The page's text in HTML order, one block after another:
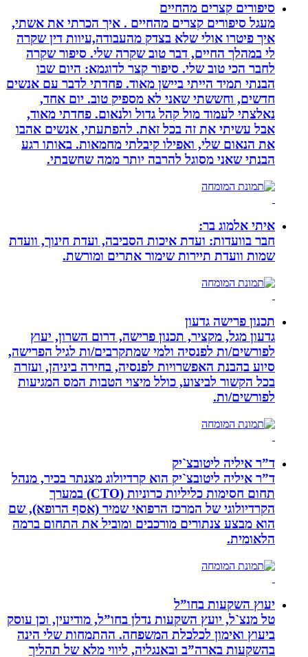
סיפורים קצרים מהחיים
מעגל סיפורים קצרים מהחיים . איך הכרתי את אשתי,
איך פיטרו אולי שלא בצדק מהעבודה,עיוות דין שקרה
לי במהלך החיים, דבר טוב שקרה שלי. סיפור שקרה
לחבר הכי טוב שלי. סיפור קצר לדוגמא: היום שבו
הבנתי תמיד הייתי ביישן מאוד. פחדתי לדבר עם אנשים
חדשים, וחששתי שאני לא מספיק טוב. יום אחד,
נאלצתי לעמוד מול קהל גדול ולנאום. פחדתי מאוד,
אבל עשיתי את זה בכל זאת. להפתעתי, אנשים אהבו
את הנאום שלי, ואפילו קיבלתי מחמאות. באותו רגע
הבנתי שאני מסוגל להרבה יותר ממה שחשבתי.
איתי אלמוג בר:
חבר בוועדות: ועדת איכות הסביבה, ועדת חינוך, וועדת
שמות וועדת תיירות שימור אתרים ומורשת.
תכנון פרישה גדעון
גדעון מגל, מקציר, תכנון פרישה, דרום השרון, יעוץ
לפורשים/ות לפנסיה ולמי שמתקרבים/ות לגיל הפרישה,
סיוע בהבנת האפשרויות לפנסיה, בחירה ביניהן, ועזרה
בכל הקשור לביצוע, כולל מיצוי הטבות המס המגיעות
לפורשים/ות.
ד”ר איליה ליטובצ`יק
ד”ר איליה ליטובצ`יק הוא קרדיולוג מצנתר בכיר, מנהל
תחום חסימות כליליות כרוניות (CTO) במערך
הקרדיולוגי של המרכז הרפואי שמיר (אסף הרופא), שם
הוא מבצע צנתורים מורכבים ומוביל את התחום ברמה
הלאומית.
יעוץ השקעות בחו”ל
טל מנצ`ל, יועץ השקעות נדלן בחו”ל, מודיעין, וכן עוסק
ביעוץ ואימון לכלכלת המשפחה. ההתמחות שלי הינה
בהשקעות בארה”ב ובאנגליה, ליווי מלא של תהליך